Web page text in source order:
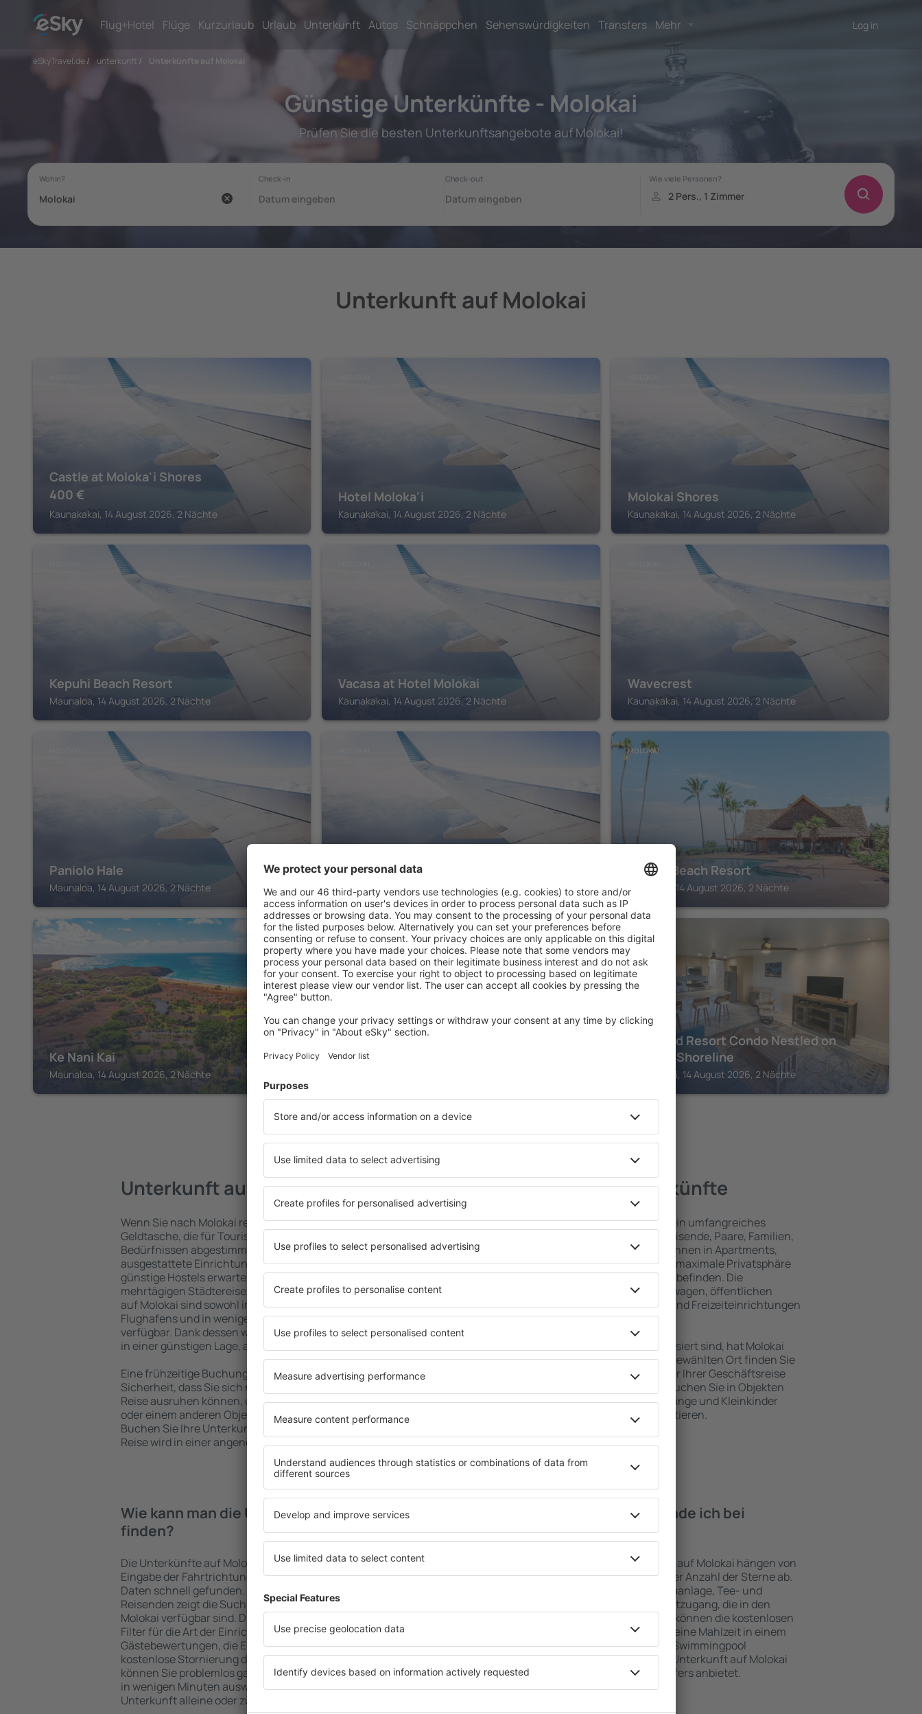
Flug+Hotel Flüge Kurzurlaub Urlaub Unterkunft Autos Schnäppchen Sehenswürdigkeiten Transfers Mehr Log in
eSkyTravel.de/ unterkunft / Unterkünfte auf Molokai
Günstige Unterkünfte - Molokai
Prüfen Sie die besten Unterkunftsangebote auf Molokai!
Unterkunft auf Molokai
Castle at Moloka'i Shores
400 €
Kaunakakai, 14 August 2026, 2 Nächte
Hotel Moloka'i
Kaunakakai, 14 August 2026, 2 Nächte
Molokai Shores
Kaunakakai, 14 August 2026, 2 Nächte
Kepuhi Beach Resort
Maunaloa, 14 August 2026, 2 Nächte
Vacasa at Hotel Molokai
Kaunakakai, 14 August 2026, 2 Nächte
Wavecrest
Kaunakakai, 14 August 2026, 2 Nächte
Paniolo Hale
Maunaloa, 14 August 2026, 2 Nächte
Ke Nani Kai
Maunaloa, 14 August 2026, 2 Nächte
MOLOKAI
Kepuhi Beach Resort
Maunaloa, 14 August 2026, 2 Nächte
Ke Nani Kai
Maunaloa, 14 August 2026, 2 Nächte
MOLOKAI
Molokai Island Retreat with Beautiful
Ocean Views and Pool - Newly
Remodeled!
MOLOKAI
High-End Resort Condo Nestled on
Molokai Shoreline
Kaunakakai, 14 August 2026, 2 Nächte
Unterkunft auf Molokai
Wenn Sie nach Molokai reisen, finden Sie Unterkünfte für jede
Geldtasche, die für Touristen mit unterschiedlichen
Bedürfnissen abgestimmt sind. Geräumige und komfortabel
ausgestattete Einrichtungen mit vielen Annehmlichkeiten und
günstige Hostels erwarten die Besucher, wo sie während einer
mehrtägigen Städtereise übernachten können. Die Unterkünfte
auf Molokai sind sowohl im Zentrum als auch in der Nähe des
Flughafens und in weniger beliebten Stadtteilen oder Regionen
verfügbar. Dank dessen wählen Sie eine Unterkunft auf Molokai
in einer günstigen Lage, abhängig von Ihren weiteren Vorhaben.
Eine frühzeitige Buchung der Unterkunft auf Molokai gibt die
Sicherheit, dass Sie sich nach dem Erreichen des Ziels nach der
Reise ausruhen können, ohne nach einem Hotel, einer Wohnung
oder einem anderen Objekt für Reisende suchen zu müssen.
Buchen Sie Ihre Unterkunft vor dem Besuch von Molokai und Ihre
Reise wird in einer angenehmeren Atmosphäre verlaufen.
Molokai – beste Unterkünfte
Die Unterkünfte auf Molokai umfassen ein umfangreiches
Angebot von vielen Objekten für Alleinreisende, Paare, Familien,
Senioren und Gruppen. Die Besucher können in Apartments,
Hotels und Pensionen übernachten, die maximale Privatsphäre
bieten und sich im Zentrum von Molokai befinden. Die
Annehmlichkeiten wie die Nähe zu Mietwagen, öffentlichen
Verkehrsmitteln, Geschäften, Service- und Freizeiteinrichtungen
sind die Garantie einer guten Erholung.
Wenn Sie an Luxusunterkünften interessiert sind, hat Molokai
ein breites Angebot für Sie. An dem ausgewählten Ort finden Sie
alles, was Sie während Ihres Urlaubs oder Ihrer Geschäftsreise
benötigen. Die Unterkunft auf Molokai buchen Sie in Objekten
mit Einrichtungen für Behinderte, Säuglinge und Kleinkinder
sowie für Reisende zusammen mit Haustieren.
Wie kann man die Unterkünfte auf Molokai
finden?
Die Unterkünfte auf Molokai werden von der Suchmaschine nach
Eingabe der Fahrtrichtung und der Check-In- und Check-Out-
Daten schnell gefunden. Nach Auswahl der Anzahl der
Reisenden zeigt die Suchmaschine an, welche Unterkünfte auf
Molokai verfügbar sind. Die Auswahl der Unterkunft wird durch
Filter für die Art der Einrichtung und die Anzahl der Sterne, die
Gästebewertungen, die Entfernung zum Zentrum und die
kostenlose Stornierung der Buchung erleichtert. Dadurch
können Sie problemlos ganz einfach eine Unterkunft auf Molokai
in wenigen Minuten auswählen. Sie können je nach Bedarf eine
Unterkunft alleine oder zusammen mit dem Flug buchen.
Welche Annehmlichkeiten finde ich bei
Unterkünften auf Molokai?
Die Annehmlichkeiten bei Unterkünften auf Molokai hängen von
der Art des ausgewählten Objekts und der Anzahl der Sterne ab.
Gäste nutzen Küchenzeile, Balkon, Klimaanlage, Tee- und
Kaffeezubehör, Handtücher und Internetzugang, die in den
Unterkünften verfügbar sind. Besucher können die kostenlosen
Parkplätze an der Unterkunft benutzen, eine Mahlzeit in einem
Restaurant bestellen oder ein Hotel mit Swimmingpool
auswählen. Sie können zusätzlich eine Unterkunft auf Molokai
buchen, die den Gästen Flughafentransfers anbietet.